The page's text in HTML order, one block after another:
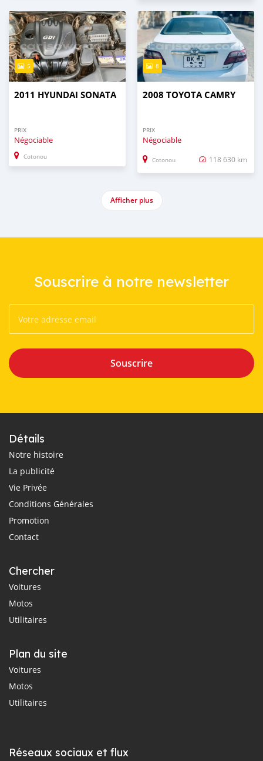
5
2011 HYUNDAI SONATA
PRIX
Négociable
Cotonou
8
2008 TOYOTA CAMRY
PRIX
Négociable
Cotonou 118 630 km
Afficher plus
Souscrire à notre newsletter
Souscrire
Détails
Notre histoire
La publicité
Vie Privée
Conditions Générales
Promotion
Contact
Chercher
Voitures
Motos
Utilitaires
Plan du site
Voitures
Motos
Utilitaires
Réseaux sociaux et flux